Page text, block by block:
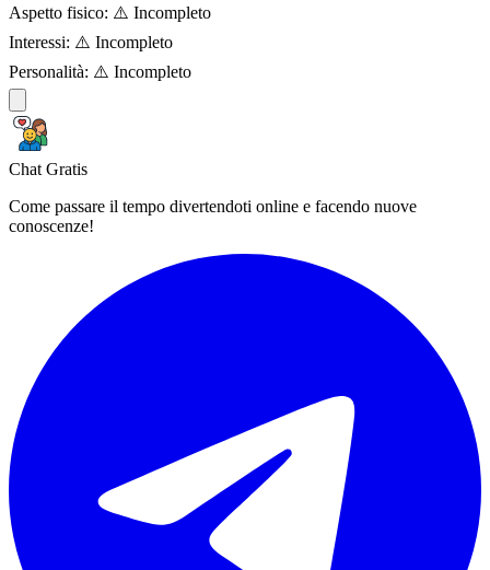
Aspetto fisico: ⚠️ Incompleto
Interessi: ⚠️ Incompleto
Personalità: ⚠️ Incompleto
Chat Gratis
Come passare il tempo divertendoti online e facendo nuove
conoscenze!